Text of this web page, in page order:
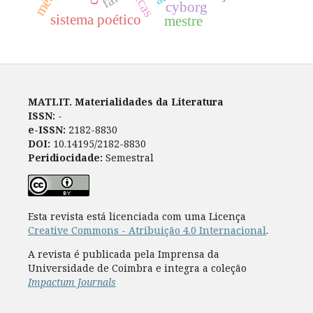
cyborg
sistema poético mestre
MATLIT. Materialidades da Literatura
ISSN: -
e-ISSN: 2182-8830
DOI: 10.14195/2182-8830
Peridiocidade: Semestral
Esta revista está licenciada com uma Licença
Creative Commons - Atribuição 4.0 Internacional.
A revista é publicada pela Imprensa da
Universidade de Coimbra e integra a coleção
Impactum Journals